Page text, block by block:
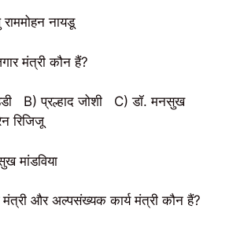
नायडू
मंत्री कौन हैं?
B) प्रल्हाद जोशी C) डॉ. मनसुख
रिजिजू
मांडविया
मंत्री और अल्पसंख्यक कार्य मंत्री कौन हैं?